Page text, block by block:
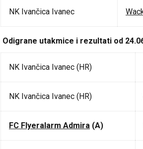
NK Ivančica Ivanec
Odigrane utakmice i rezultati od
NK Ivančica Ivanec (HR)
NK Ivančica Ivanec (HR)
FC Flyeralarm Admira (A)